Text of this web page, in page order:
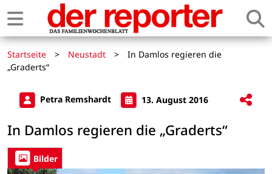
Startseite > Neustadt >
In Damlos regieren die
„Graderts“
Petra Remshardt 13. August 2016
In Damlos regieren die „Graderts“
Bilder